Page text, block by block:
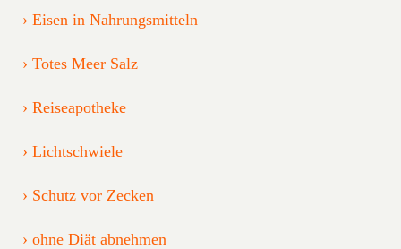
Eisen in Nahrungsmitteln
Totes Meer Salz
Reiseapotheke
Lichtschwiele
Schutz vor Zecken
ohne Diät abnehmen